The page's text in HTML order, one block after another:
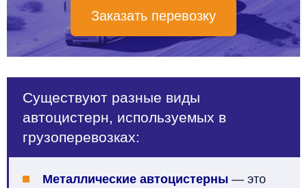
Заказать перевозку
Существуют разные виды
автоцистерн, используемых в
грузоперевозках:
Металлические автоцистерны — это